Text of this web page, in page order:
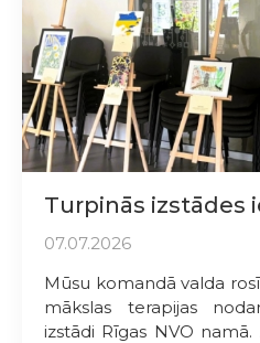
Turpinās izstādes
07.07.2026
Mūsu komandā valda
mākslas terapijas
izstādi Rīgas NVO